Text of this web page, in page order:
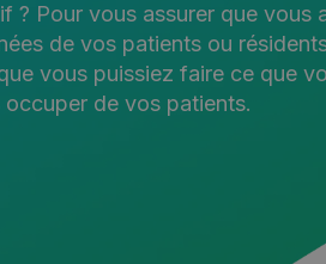
? Pour vous assurer que vous
de vos patients ou
vous puissiez faire ce que
de vos patients.